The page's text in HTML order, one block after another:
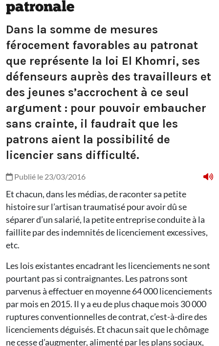
patronale
Dans la somme de mesures
férocement favorables au patronat
que représente la loi El Khomri, ses
défenseurs auprès des travailleurs et
des jeunes s’accrochent à ce seul
argument : pour pouvoir embaucher
sans crainte, il faudrait que les
patrons aient la possibilité de
licencier sans difficulté.
Publié le 23/03/2016
Et chacun, dans les médias, de raconter sa petite
histoire sur l’artisan traumatisé pour avoir dû se
séparer d’un salarié, la petite entreprise conduite à la
faillite par des indemnités de licenciement excessives,
etc.
Les lois existantes encadrant les licenciements ne sont
pourtant pas si contraignantes. Les patrons sont
parvenus à effectuer en moyenne 64 000 licenciements
par mois en 2015. Il y a eu de plus chaque mois 30 000
ruptures conventionnelles de contrat, c’est-à-dire des
licenciements déguisés. Et chacun sait que le chômage
ne cesse d’augmenter, alimenté par les plans sociaux,